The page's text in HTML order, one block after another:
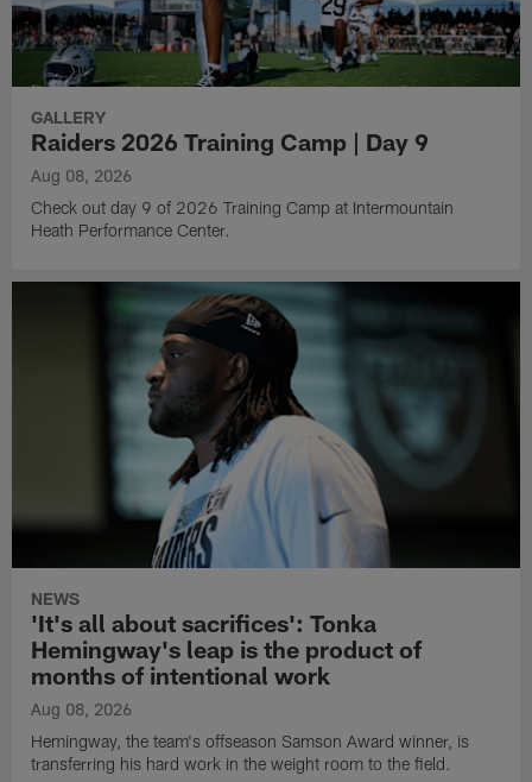
GALLERY
Raiders 2026 Training Camp | Day 9
Aug 08, 2026
Check out day 9 of 2026 Training Camp at Intermountain
Heath Performance Center.
NEWS
'It's all about sacrifices': Tonka
Hemingway's leap is the product of
months of intentional work
Aug 08, 2026
Hemingway, the team's offseason Samson Award winner, is
transferring his hard work in the weight room to the field.